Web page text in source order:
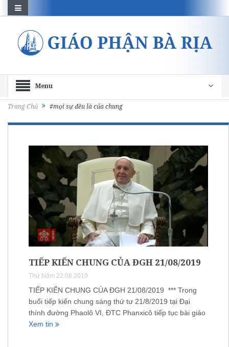
Menu
Trang Chủ #mọi sự đều là của chung
TIẾP KIẾN CHUNG CỦA ĐGH 21/08/2019
Thứ Năm 22.08.2019
TIẾP KIẾN CHUNG CỦA ĐGH 21/08/2019 *** Trong
buổi tiếp kiến chung sáng thứ tư 21/8/2019 tại Đại
thính đường Phaolô VI, ĐTC Phanxicô tiếp tục bài giáo
Xem tin